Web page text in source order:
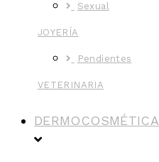
Sexual
JOYERÍA
Pendientes
VETERINARIA
DERMOCOSMÉTICA